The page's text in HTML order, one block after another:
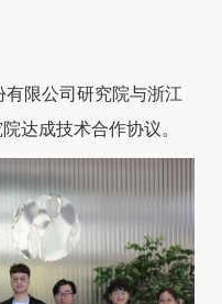
限公司研究院与浙江
达成技术合作协议。